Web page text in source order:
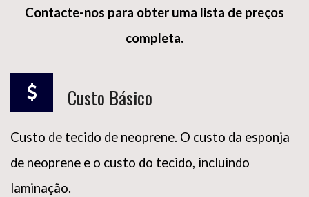
Contacte-nos para obter uma lista de preços
completa.
Custo Básico
Custo de tecido de neoprene. O custo da esponja
de neoprene e o custo do tecido, incluindo
laminação.